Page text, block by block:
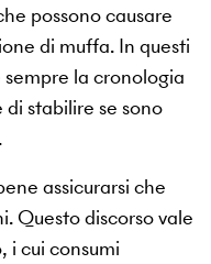
possono causare
di muffa. In questi
la cronologia
stabilire se sono
assicurarsi che
Questo discorso vale
i cui consumi